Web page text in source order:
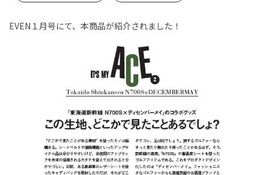
EVEN１月号にて、本商品が紹介されました！